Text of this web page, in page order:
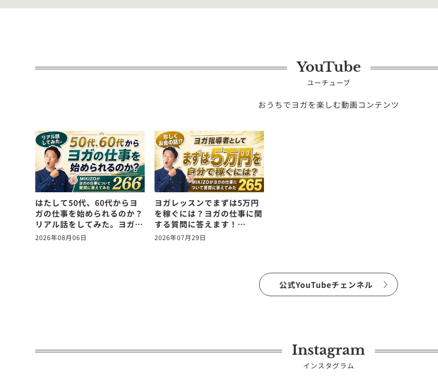
YouTube
ユーチューブ
おうちでヨガを楽しむ動画コンテンツ
はたして50代、60代からヨ
ガの仕事を始められるのか？
リアル話をしてみた。ヨガの
仕事に関する質問に答えま
2026年08月06日
ヨガレッスンでまずは5万円
を稼ぐには？ヨガの仕事に関
する質問に答えます！
vol.265
2026年07月29日
公式YouTubeチェンネル
Instagram
インスタグラム